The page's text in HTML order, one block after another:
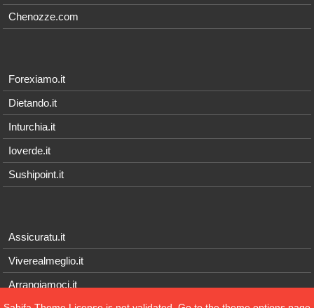
Chenozze.com
Forexiamo.it
Dietando.it
Inturchia.it
Ioverde.it
Sushipoint.it
Assicuratu.it
Viverealmeglio.it
Arrangiamoci.it